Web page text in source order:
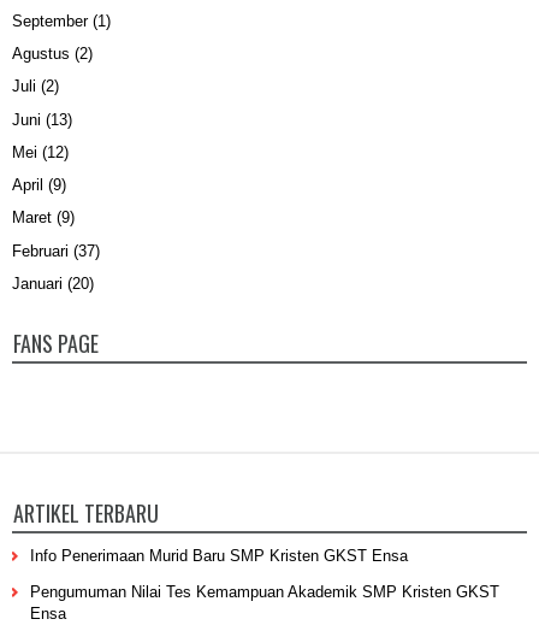
September(1)
Agustus (2)
Juli (2)
Juni (13)
Mei (12)
April (9)
Maret (9)
Februari (37)
Januari (20)
FANS PAGE
ARTIKEL TERBARU
Info Penerimaan Murid Baru SMP Kristen GKST Ensa
Pengumuman Nilai Tes Kemampuan Akademik SMP Kristen GKST
Ensa